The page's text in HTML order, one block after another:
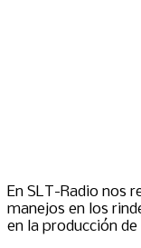
En SLT-Radio nos
manejos en los
en la producción